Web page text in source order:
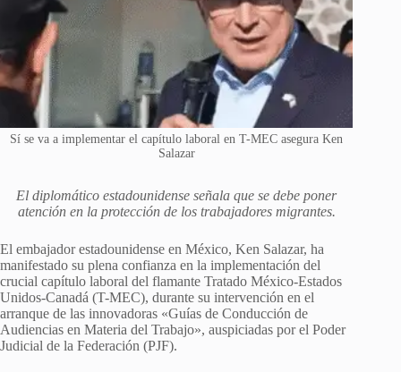
Sí se va a implementar el capítulo laboral en T-MEC asegura Ken
Salazar
El diplomático estadounidense señala que se debe poner
atención en la protección de los trabajadores migrantes.
El embajador estadounidense en México, Ken Salazar, ha
manifestado su plena confianza en la implementación del
crucial capítulo laboral del flamante Tratado México-Estados
Unidos-Canadá (T-MEC), durante su intervención en el
arranque de las innovadoras «Guías de Conducción de
Audiencias en Materia del Trabajo», auspiciadas por el Poder
Judicial de la Federación (PJF).